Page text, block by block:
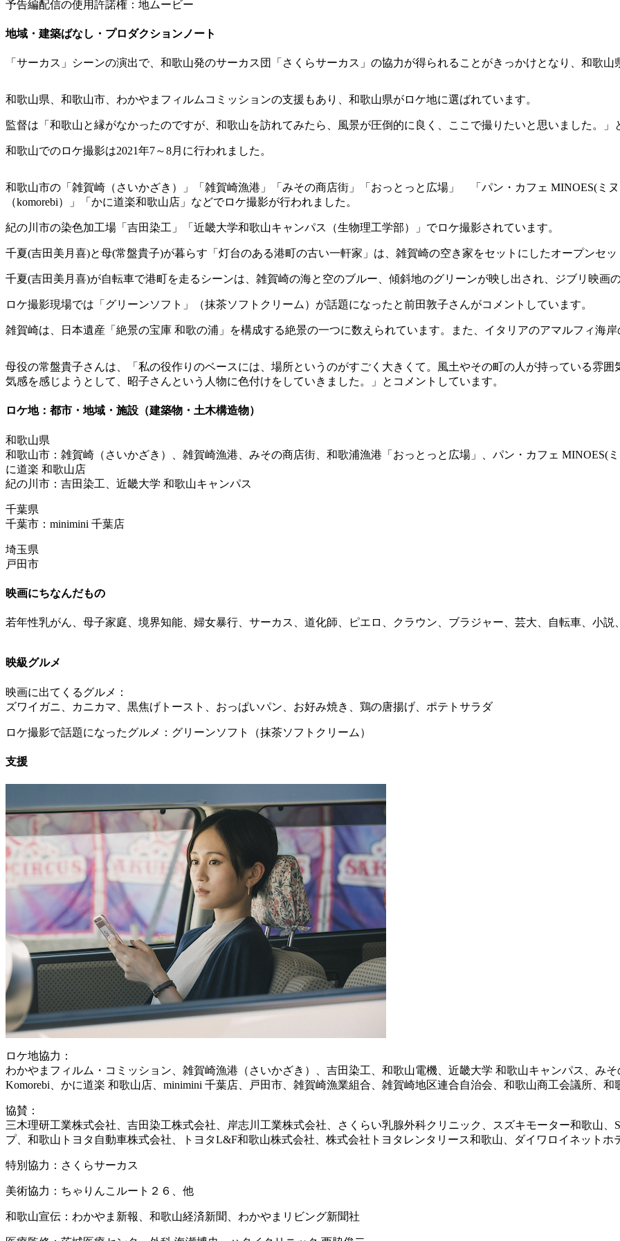
予告編配信の使用許諾権：地ムービー
地域・建築ばなし・プロダクションノート
「サーカス」シーンの演出で、和歌山発のサーカス団「さくらサーカス」の協力が得られることがきっかけとなり、和歌山
和歌山県、和歌山市、わかやまフィルムコミッションの支援もあり、和歌山県がロケ地に選ばれています。
監督は「和歌山と縁がなかったのですが、和歌山を訪れてみたら、風景が圧倒的に良く、ここで撮りたいと思いました。」
和歌山でのロケ撮影は2021年7～8月に行われました。
和歌山市の「雑賀崎（さいかざき）」「雑賀崎漁港」「みその商店街」「おっとっと広場」 「パン・カフェ MINOES(ミ
（komorebi）」「かに道楽和歌山店」などでロケ撮影が行われました。
紀の川市の染色加工場「吉田染工」「近畿大学和歌山キャンパス（生物理工学部）」でロケ撮影されています。
千夏(吉田美月喜)と⺟(常盤貴子)が暮らす「灯台のある港町の古い⼀軒家」は、雑賀崎の空き家をセットにしたオープンセッ
千夏(吉田美月喜)が自転車で港町を走るシーンは、雑賀崎の海と空のブルー、傾斜地のグリーンが映し出され、ジブリ映画
ロケ撮影現場では「グリーンソフト」（抹茶ソフトクリーム）が話題になったと前田敦子さんがコメントしています。
雑賀崎は、日本遺産「絶景の宝庫 和歌の浦」を構成する絶景の一つに数えられています。また、イタリアのアマルフィ海
母役の常盤貴子さんは、「私の役作りのベースには、場所というのがすごく大きくて。風土やその町の人が持っている雰
気感を感じようとして、昭子さんという人物に色付けをしていきました。」とコメントしています。
ロケ地：都市・地域・施設（建築物・土木構造物）
和歌山県
和歌山市：雑賀崎（さいかざき）、雑賀崎漁港、みその商店街、和歌浦漁港「おっとっと広場」、パン・カフェ MINOES(
に道楽 和歌山店
紀の川市：吉田染工、近畿大学 和歌山キャンパス
千葉県
千葉市：minimini 千葉店
埼玉県
戸田市
映画にちなんだもの
若年性乳がん、母子家庭、境界知能、婦女暴行、サーカス、道化師、ピエロ、クラウン、ブラジャー、芸大、自転車、小説
映級グルメ
映画に出てくるグルメ：
ズワイガニ、カニカマ、黒焦げトースト、おっぱいパン、お好み焼き、鶏の唐揚げ、ポテトサラダ
ロケ撮影で話題になったグルメ：グリーンソフト（抹茶ソフトクリーム）
支援
ロケ地協力：
わかやまフィルム・コミッション、雑賀崎漁港（さいかざき）、吉田染工、和歌山電機、近畿大学 和歌山キャンパス、み
Komorebi、かに道楽 和歌山店、minimini 千葉店、戸田市、雑賀崎漁業組合、雑賀崎地区連合自治会、和歌山商工会議所、
協賛：
三木理研工業株式会社、吉田染工株式会社、岸志川工業株式会社、さくらい乳腺外科クリニック、スズキモーター和歌山
プ、和歌山トヨタ自動車株式会社、トヨタL&F和歌山株式会社、株式会社トヨタレンタリース和歌山、ダイワロイネットホ
特別協力：さくらサーカス
美術協力：ちゃりんこルート２６、他
和歌山宣伝：わかやま新報、和歌山経済新聞、わかやまリビング新聞社